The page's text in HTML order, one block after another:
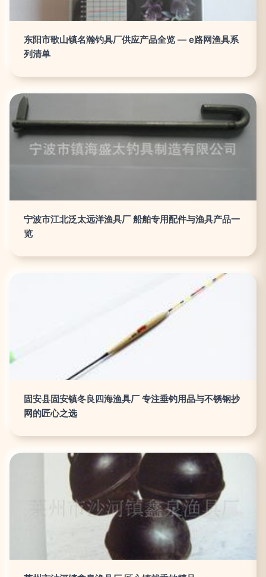
东阳市歌山镇名瀚钓具厂供应产品全览 — e路网渔具系
列清单
宁波市江北泛太远洋渔具厂 船舶专用配件与渔具产品一
览
固安县固安镇冬良四海渔具厂 专注垂钓用品与不锈钢抄
网的匠心之选